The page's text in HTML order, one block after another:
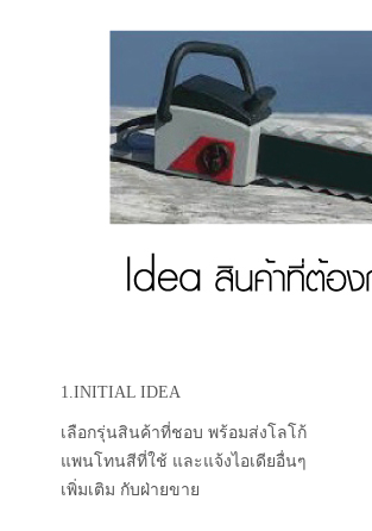
1.INITIAL IDEA
เลือกรุ่นสินค้าที่ชอบ พร้อมส่งโลโก้
แพนโทนสีที่ใช้ และแจ้งไอเดียอื่นๆ
เพิ่มเติม กับฝ่ายขาย